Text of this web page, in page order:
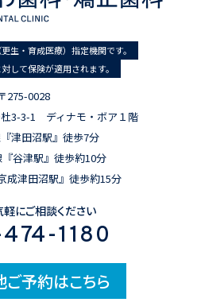
生・育成医療）指定機関です。
して保険が適用されます。
275-0028
3-3-1 ディナモ・ボア１階
津田沼駅』徒歩7分
谷津駅』徒歩約10分
成津田沼駅』徒歩約15分
にご相談ください
1180
ご予約はこちら